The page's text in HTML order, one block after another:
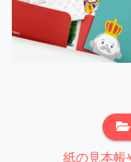
紙の見本帳